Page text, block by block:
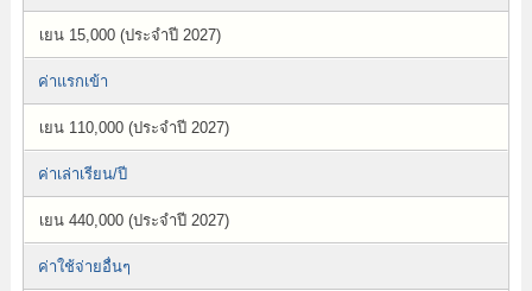
เยน 15,000 (ประจำปี 2027)
ค่าแรกเข้า
เยน 110,000 (ประจำปี 2027)
ค่าเล่าเรียน/ปี
เยน 440,000 (ประจำปี 2027)
ค่าใช้จ่ายอื่นๆ